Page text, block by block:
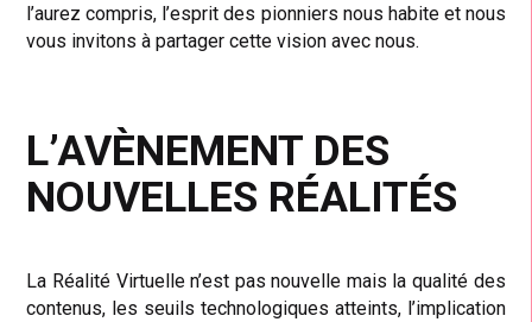
l’aurez compris, l’esprit des pionniers nous habite et nous
vous invitons à partager cette vision avec nous.
L’AVÈNEMENT DES
NOUVELLES RÉALITÉS
La Réalité Virtuelle n’est pas nouvelle mais la qualité des
contenus, les seuils technologiques atteints, l’implication